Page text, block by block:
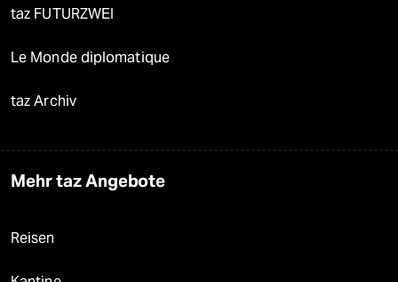
taz FUTURZWEI
Le Monde diplomatique
taz Archiv
Mehr taz Angebote
Reisen